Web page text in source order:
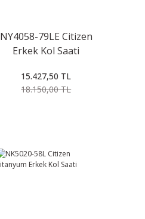
NY4058-79LE Citizen
Erkek Kol Saati
15.427,50 TL
18.150,00 TL